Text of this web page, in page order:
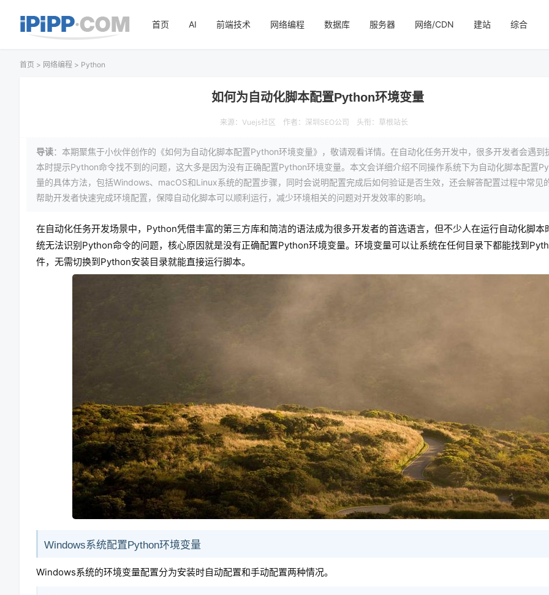
首页 AI 前端技术 网络编程 数据库 服务器 网络/CDN 建站 综合
首页 > 网络编程 > Python
如何为自动化脚本配置Python环境变量
来源： Vuejs社区 作者：深圳SEO公司 头衔：草根站长
导读：本期聚焦于小伙伴创作的《如何为自动化脚本配置Python环境变量》，敬请观看详情。在自动化任务开发中，很多开发者会遇到
本时提示Python命令找不到的问题，这大多是因为没有正确配置Python环境变量。本文会详细介绍不同操作系统下为自动化脚本配置
量的具体方法，包括Windows、macOS和Linux系统的配置步骤，同时会说明配置完成后如何验证是否生效，还会解答配置过程中常见
帮助开发者快速完成环境配置，保障自动化脚本可以顺利运行，减少环境相关的问题对开发效率的影响。
在自动化任务开发场景中，Python凭借丰富的第三方库和简洁的语法成为很多开发者的首选语言，但不少人在运行自动化脚本
统无法识别Python命令的问题，核心原因就是没有正确配置Python环境变量。环境变量可以让系统在任何目录下都能找到
件，无需切换到Python安装目录就能直接运行脚本。
Windows系统配置Python环境变量
Windows系统的环境变量配置分为安装时自动配置和手动配置两种情况。